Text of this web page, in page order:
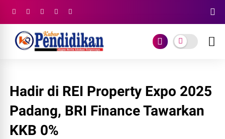
Hadir di REI Property Expo 2025
Padang, BRI Finance Tawarkan
KKB 0%